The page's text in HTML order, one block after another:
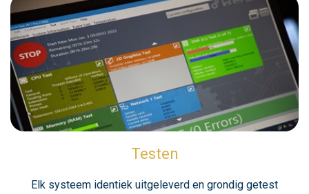
Testen
Elk systeem identiek uitgeleverd en grondig getest